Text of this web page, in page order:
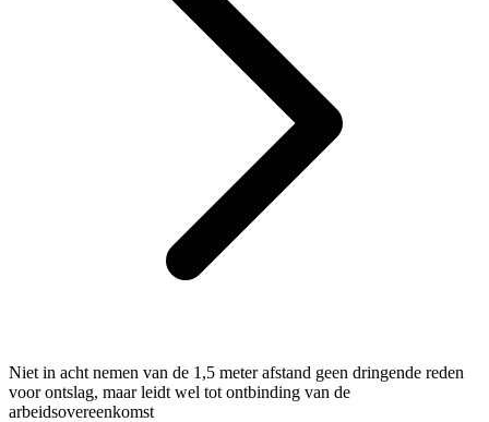
Niet in acht nemen van de 1,5 meter afstand geen dringende reden
voor ontslag, maar leidt wel tot ontbinding van de
arbeidsovereenkomst